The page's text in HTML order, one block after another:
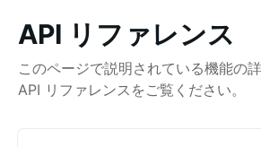
API リファレンス
このページで説明されている機能の
API リファレンスをご覧ください。